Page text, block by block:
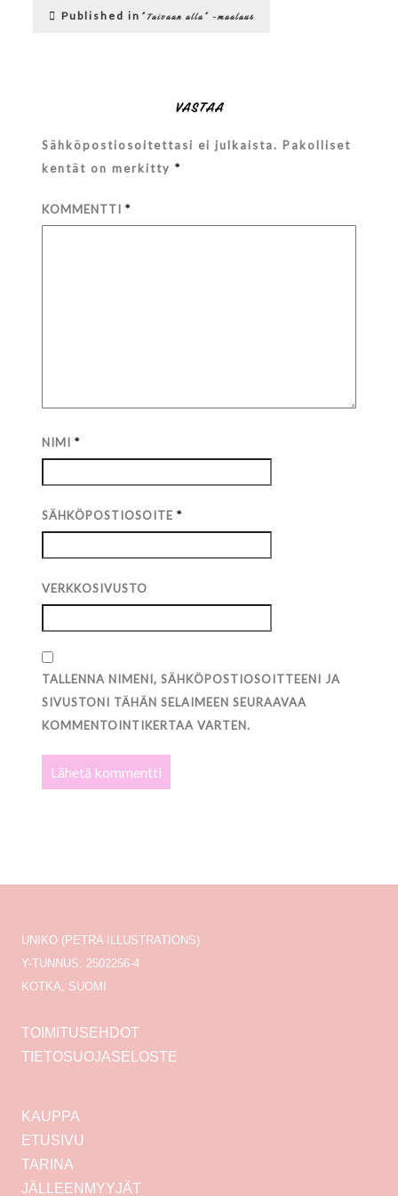
Artikkelien
Published in ”Taivaan alla” -maalaus
VASTAA
Sähköpostiosoitettasi ei julkaista. Pakolliset
kentät on merkitty*
KOMMENTTI*
NIMI*
SÄHKÖPOSTIOSOITE*
VERKKOSIVUSTO
TALLENNA NIMENI, SÄHKÖPOSTIOSOITTEENI JA
SIVUSTONI TÄHÄN SELAIMEEN SEURAAVAA
KOMMENTOINTIKERTAA VARTEN.
UNIKO (PETRA ILLUSTRATIONS)
Y-TUNNUS: 2502256-4
KOTKA, SUOMI
TOIMITUSEHDOT
TIETOSUOJASELOSTE
KAUPPA
ETUSIVU
TARINA
JÄLLEENMYYJÄT